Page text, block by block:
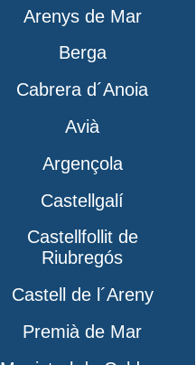
Arenys de Mar
Berga
Cabrera d´Anoia
Avià
Argençola
Castellgalí
Castellfollit de
Riubregós
Castell de l´Areny
Premià de Mar